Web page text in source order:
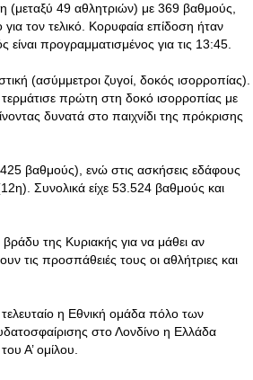
(μεταξύ 49 αθλητριών) με 369 βαθμούς,
τον τελικό. Κορυφαία επίδοση ήταν
προγραμματισμένος για τις 13:45.
(ασύμμετροι ζυγοί, δοκός ισορροπίας).
πρώτη στη δοκό ισορροπίας με
δυνατά στο παιχνίδι της πρόκρισης
βαθμούς), ενώ στις ασκήσεις εδάφους
Συνολικά είχε 53.524 βαθμούς και
βράδυ της Κυριακής για να μάθει αν
τις προσπάθειές τους οι αθλήτριες και
τελευταίο η Εθνική ομάδα πόλο των
στο Λονδίνο η Ελλάδα
Α’ ομίλου.